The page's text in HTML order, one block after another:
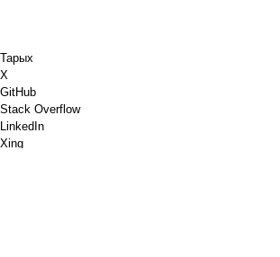
Тарых
X
GitHub
Stack Overflow
LinkedIn
Xing